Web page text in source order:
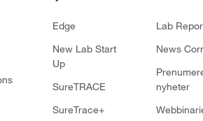
Edge
New Lab Start
Up
SureTRACE
SureTrace+
Lab
News
nyheter